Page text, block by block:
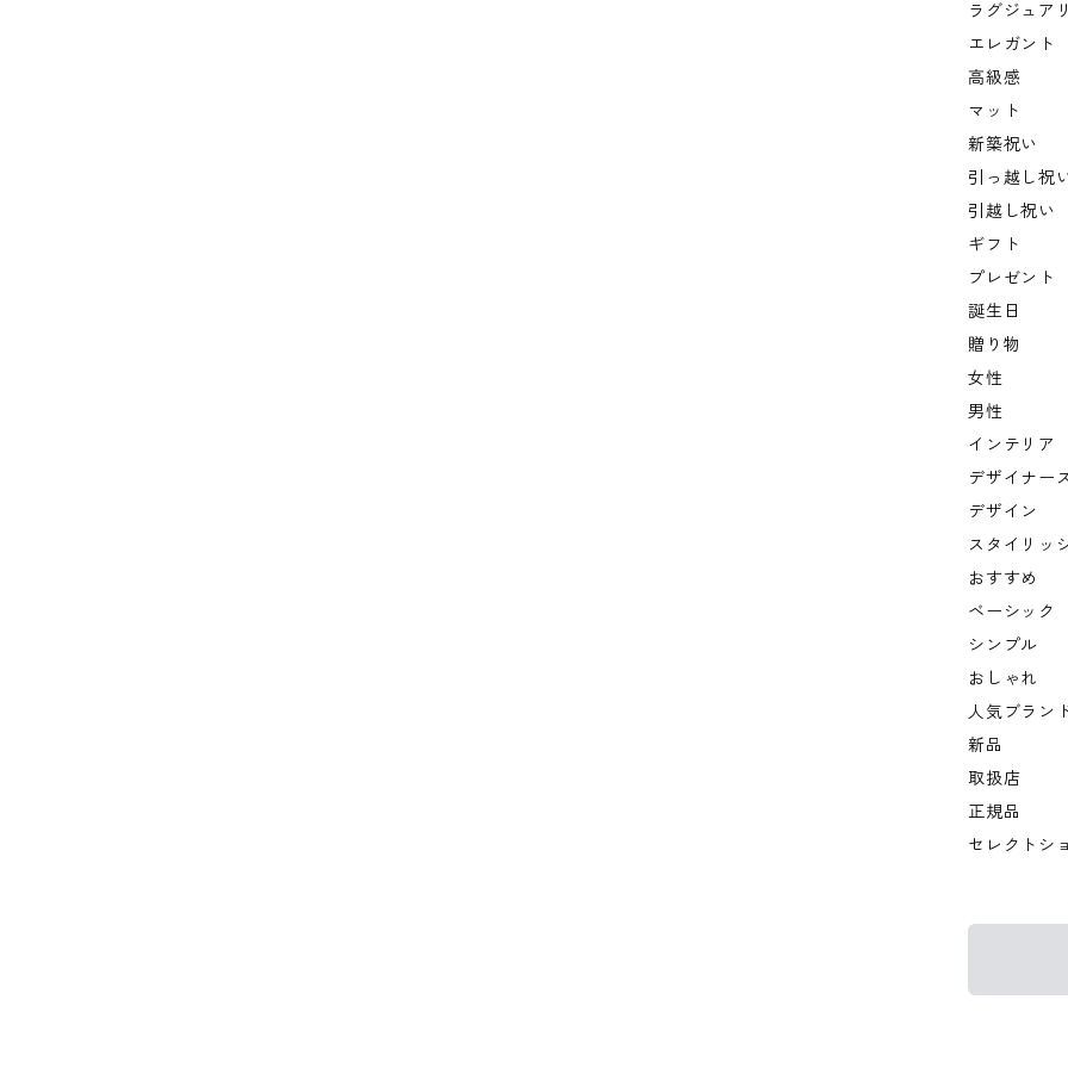
ラグジュア
エレガント
高級感
マット
新築祝い
引っ越し祝
引越し祝い
ギフト
プレゼント
誕生日
贈り物
女性
男性
インテリア
デザイナー
デザイン
スタイリッ
おすすめ
ベーシック
シンプル
おしゃれ
人気ブラン
新品
取扱店
正規品
セレクトシ